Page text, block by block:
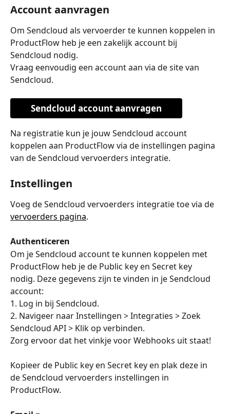
Account aanvragen
Om Sendcloud als vervoerder te kunnen koppelen in
ProductFlow heb je een zakelijk account bij
Sendcloud nodig.
Vraag eenvoudig een account aan via de site van
Sendcloud.
Sendcloud account aanvragen
Na registratie kun je jouw Sendcloud account
koppelen aan ProductFlow via de instellingen pagina
van de Sendcloud vervoerders integratie.
Instellingen
Voeg de Sendcloud vervoerders integratie toe via de
vervoerders pagina.
Authenticeren
Om je Sendcloud account te kunnen koppelen met
ProductFlow heb je de Public key en Secret key
nodig. Deze gegevens zijn te vinden in je Sendcloud
account:
1. Log in bij Sendcloud.
2. Navigeer naar Instellingen > Integraties > Zoek
Sendcloud API > Klik op verbinden.
Zorg ervoor dat het vinkje voor Webhooks uit staat!
Kopieer de Public key en Secret key en plak deze in
de Sendcloud vervoerders instellingen in
ProductFlow.